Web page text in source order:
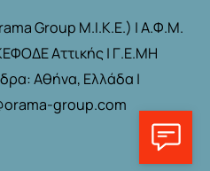
Group Μ.Ι.Κ.Ε.) | Α.Φ.Μ.
Αττικής | Γ.Ε.ΜΗ
Αθήνα, Ελλάδα |
group.com